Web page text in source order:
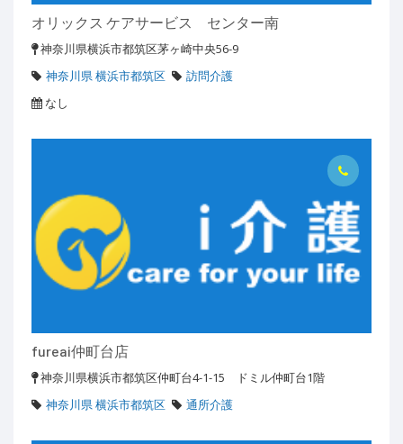
オリックス ケアサービス センター南
神奈川県横浜市都筑区茅ヶ崎中央56-9
神奈川県 横浜市都筑区
訪問介護
なし
fureai仲町台店
神奈川県横浜市都筑区仲町台4-1-15 ドミル仲町台1階
神奈川県 横浜市都筑区
通所介護